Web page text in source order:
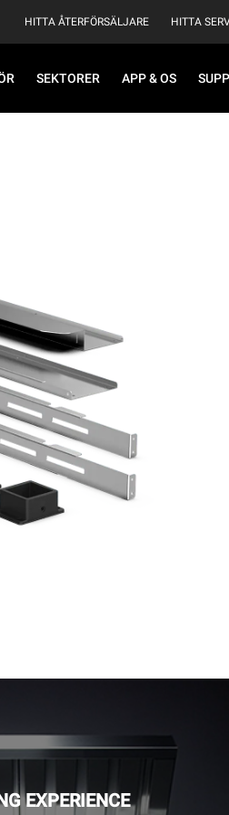
HITTA ÅTERFÖRSÄLJARE HITTA
SEKTORER APP & OS
EXPERIENCE